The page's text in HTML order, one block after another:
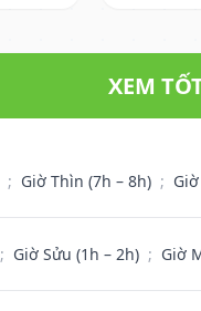
XEM
; Giờ Thìn (7h – 8h) ;
; Giờ Sửu (1h – 2h) ; Giờ